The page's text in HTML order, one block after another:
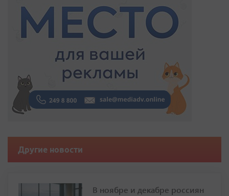
Другие новости
В ноябре и декабре россиян